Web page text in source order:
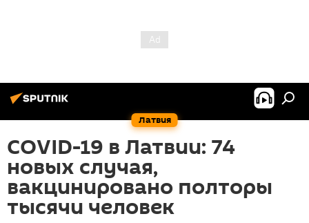
Латвия
COVID-19 в Латвии: 74
новых случая,
вакцинировано полторы
тысячи человек